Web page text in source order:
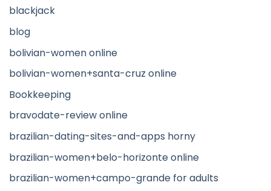
blackjack
blog
bolivian-women online
bolivian-women+santa-cruz online
Bookkeeping
bravodate-review online
brazilian-dating-sites-and-apps horny
brazilian-women+belo-horizonte online
brazilian-women+campo-grande for adults